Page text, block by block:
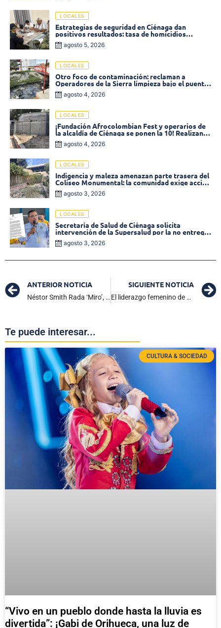
LOCALES
Estrategias de seguridad en Ciénaga dan
positivos resultados: tasa de homicidios
disminuyó un 58% en 2026
agosto 5, 2026
LOCALES
Otro foco de contaminación: reclaman a
Operadores de la Sierra limpieza bajo el puente
de la calle 19 con carrera 11
agosto 4, 2026
LOCALES
¡Fundación Afrocolombian Fest y operarios de
la alcaldía de Ciénaga se ponen la 10! Realizan
limpieza de la parte posterior del Coliseo
Monumental
agosto 4, 2026
LOCALES
Indigencia y maleza amenazan parte trasera del
Coliseo Monumental: la comunidad exige acción
inmediata!
agosto 3, 2026
LOCALES
Secretaría de Salud de Ciénaga solicita
intervención de la Supersalud por la no entrega
de medicamentos en las EPS
agosto 3, 2026
ANTERIOR NOTICIA
Néstor Smith Rada ‘Miro’, fue el hombre asesinado a bala en el barrio La Floresta en Ciénaga
SIGUIENTE NOTICIA
El liderazgo femenino de Ciénaga se fortalece en Infotep
Te puede interesar...
CULTURA & SOCIEDAD
“Vivo en un pueblo donde hasta la lluvia es
divertida”: ¡Gabi de Orihueca, una luz de